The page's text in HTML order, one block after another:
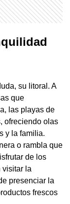
su litoral. A
que
las playas de
ofreciendo olas
y la familia.
o rambla que
de los
visitar la
presenciar la
frescos